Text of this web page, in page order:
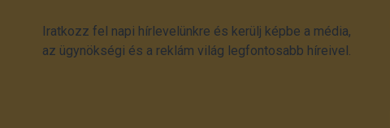
Iratkozz fel napi hírlevelünkre és kerülj képbe a média,
az ügynökségi és a reklám világ legfontosabb híreivel.